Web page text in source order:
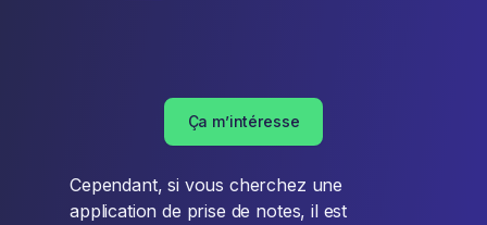
Ça m’intéresse
Cependant, si vous cherchez une
application de prise de notes, il est